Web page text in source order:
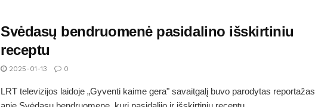
Svėdasų bendruomenė pasidalino išskirtiniu
receptu
2025-01-13 0
LRT televizijos laidoje „Gyventi kaime gera" savaitgalį buvo parodytas reportažas